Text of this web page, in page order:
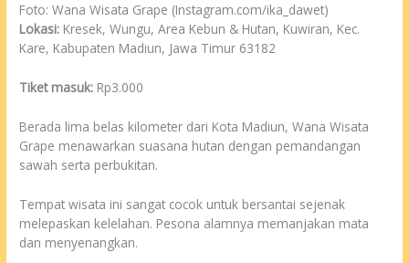
Foto: Wana Wisata Grape (Instagram.com/ika_dawet)
Lokasi: Kresek, Wungu, Area Kebun & Hutan, Kuwiran, Kec.
Kare, Kabupaten Madiun, Jawa Timur 63182
Tiket masuk: Rp3.000
Berada lima belas kilometer dari Kota Madiun, Wana Wisata
Grape menawarkan suasana hutan dengan pemandangan
sawah serta perbukitan.
Tempat wisata ini sangat cocok untuk bersantai sejenak
melepaskan kelelahan. Pesona alamnya memanjakan mata
dan menyenangkan.